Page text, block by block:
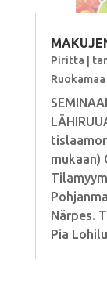
Piritta
mukaan)
Närpes.
Pia